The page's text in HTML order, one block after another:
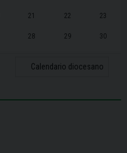
21 22 23
28 29 30
Calendario diocesano